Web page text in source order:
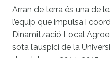
Arran de terra és una de
l’equip que impulsa i
Dinamització Local
sota l’auspici de la